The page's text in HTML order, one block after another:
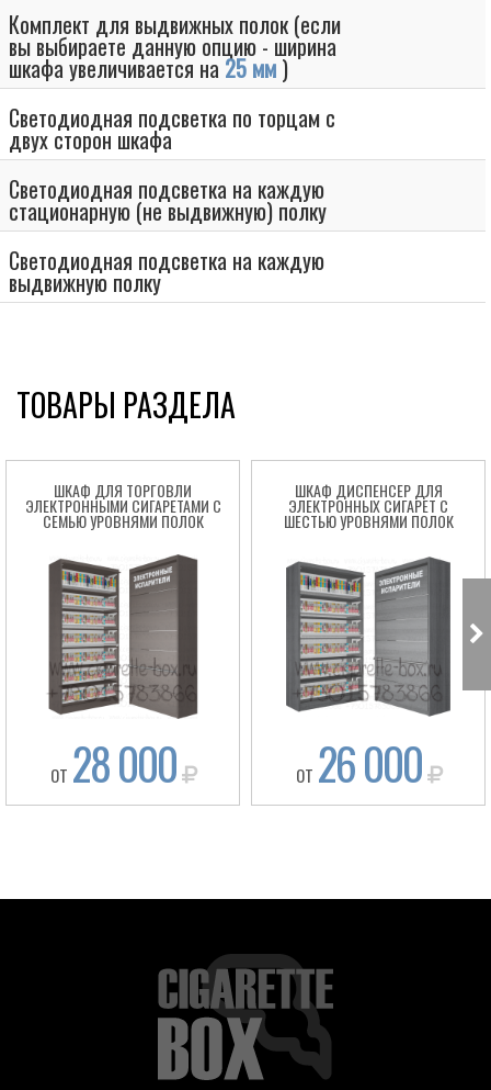
Комплект для выдвижных полок (если
вы выбираете данную опцию - ширина
шкафа увеличивается на 25 мм )
Светодиодная подсветка по торцам с
двух сторон шкафа
Светодиодная подсветка на каждую
стационарную (не выдвижную) полку
Светодиодная подсветка на каждую
выдвижную полку
ТОВАРЫ РАЗДЕЛА
ШКАФ ДЛЯ ТОРГОВЛИ
ЭЛЕКТРОННЫМИ СИГАРЕТАМИ С
СЕМЬЮ УРОВНЯМИ ПОЛОК
ОТ 28 000
ШКАФ ДИСПЕНСЕР ДЛЯ
ЭЛЕКТРОННЫХ СИГАРЕТ С
ШЕСТЬЮ УРОВНЯМИ ПОЛОК
ОТ 26 000